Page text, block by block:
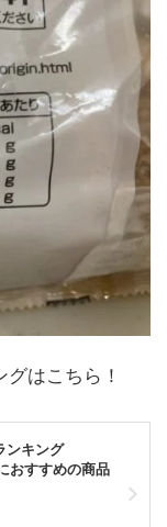
はこちら！
ンキング
おすすめの商品